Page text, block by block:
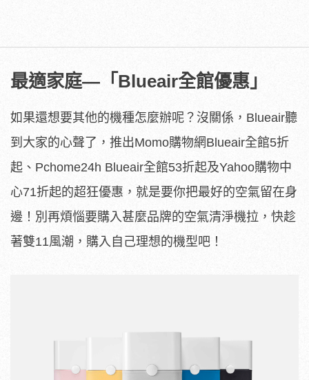
最適家庭—「Blueair全館優惠」
如果還想要其他的機種怎麼辦呢？沒關係，Blueair聽
到大家的心聲了，推出Momo購物網Blueair全館5折
起、Pchome24h Blueair全館53折起及Yahoo購物中
心71折起的超狂優惠，就是要你把最好的空氣留在身
邊！別再煩惱要購入甚麼品牌的空氣清淨機拉，快趁
著雙11風潮，購入自己理想的機型吧！